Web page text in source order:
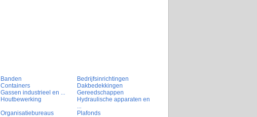
Banden
Bedrijfsinrichtingen
Containers
Dakbedekkingen
Gassen industrieel en ...
Gereedschappen
Houtbewerking
Hydraulische apparaten en
Organisatiebureaus
Plafonds